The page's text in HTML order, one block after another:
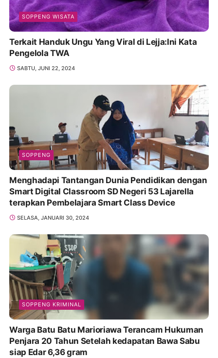
SOPPENG WISATA
Terkait Handuk Ungu Yang Viral di Lejja:Ini Kata
Pengelola TWA
SABTU, JUNI 22, 2024
SOPPENG
Menghadapi Tantangan Dunia Pendidikan dengan
Smart Digital Classroom SD Negeri 53 Lajarella
terapkan Pembelajara Smart Class Device
SELASA, JANUARI 30, 2024
SOPPENG KRIMINAL
Warga Batu Batu Marioriawa Terancam Hukuman
Penjara 20 Tahun Setelah kedapatan Bawa Sabu
siap Edar 6,36 gram